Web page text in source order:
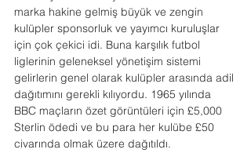
marka hakine gelmiş büyük ve zengin
kulüpler sponsorluk ve yayımcı kuruluşlar
için çok çekici idi. Buna karşılık futbol
liglerinin geleneksel yönetişim sistemi
gelirlerin genel olarak kulüpler arasında adil
dağıtımını gerekli kılıyordu. 1965 yılında
BBC maçların özet görüntüleri için £5,000
Sterlin ödedi ve bu para her kulübe £50
civarında olmak üzere dağıtıldı.